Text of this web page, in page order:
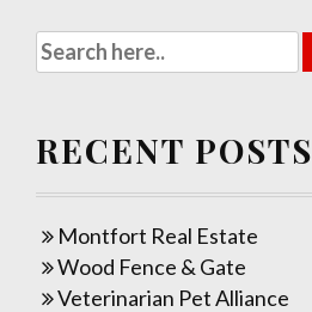
RECENT POSTS
Montfort Real Estate
Wood Fence & Gate
Veterinarian Pet Alliance